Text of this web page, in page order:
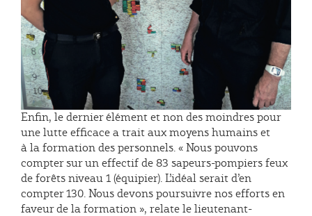
Enfin, le dernier élément et non des moindres pour
une lutte efficace a trait aux moyens humains et
à la formation des personnels. « Nous pouvons
compter sur un effectif de 83 sapeurs-pompiers feux
de forêts niveau 1 (équipier). L’idéal serait d’en
compter 130. Nous devons poursuivre nos efforts en
faveur de la formation », relate le lieutenant-